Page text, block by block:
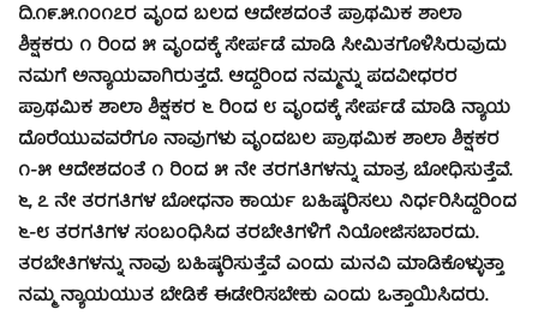
ದಿ.೧೯.೫.೧೦೧೭ರ ವೃಂದ ಬಲದ ಆದೇಶದಂತೆ ಪ್ರಾಥಮಿಕ ಶಾಲಾ
ಶಿಕ್ಷಕರು ೧ ರಿಂದ ೫ ವೃಂದಕ್ಕೆ ಸೇರ್ಪಡೆ ಮಾಡಿ ಸೀಮಿತಗೊಳಿಸಿರುವುದು
ನಮಗೆ ಅನ್ಯಾಯವಾಗಿರುತ್ತದೆ. ಆದ್ದರಿಂದ ನಮ್ಮನ್ನು ಪದವೀಧರರ
ಪ್ರಾಥಮಿಕ ಶಾಲಾ ಶಿಕ್ಷಕರ ೬ ರಿಂದ ೮ ವೃಂದಕ್ಕೆ ಸೇರ್ಪಡೆ ಮಾಡಿ ನ್ಯಾಯ
ದೊರೆಯುವವರೆಗೂ ನಾವುಗಳು ವೃಂದಬಲ ಪ್ರಾಥಮಿಕ ಶಾಲಾ ಶಿಕ್ಷಕರ
೧-೫ ಆದೇಶದಂತೆ ೧ ರಿಂದ ೫ ನೇ ತರಗತಿಗಳನ್ನು ಮಾತ್ರ ಬೋಧಿಸುತ್ತೆವೆ.
೬, ೭ ನೇ ತರಗತಿಗಳ ಬೋಧನಾ ಕಾರ್ಯ ಬಹಿಷ್ಕರಿಸಲು ನಿರ್ಧರಿಸಿದ್ದರಿಂದ
೬-೮ ತರಗತಿಗಳ ಸಂಬಂಧಿಸಿದ ತರಬೇತಿಗಳಿಗೆ ನಿಯೋಜಿಸಬಾರದು.
ತರಬೇತಿಗಳನ್ನು ನಾವು ಬಹಿಷ್ಕರಿಸುತ್ತೆವೆ ಎಂದು ಮನವಿ ಮಾಡಿಕೊಳ್ಳುತ್ತಾ
ನಮ್ಮ ನ್ಯಾಯಯುತ ಬೇಡಿಕೆ ಈಡೇರಿಸಬೇಕು ಎಂದು ಒತ್ತಾಯಿಸಿದರು.